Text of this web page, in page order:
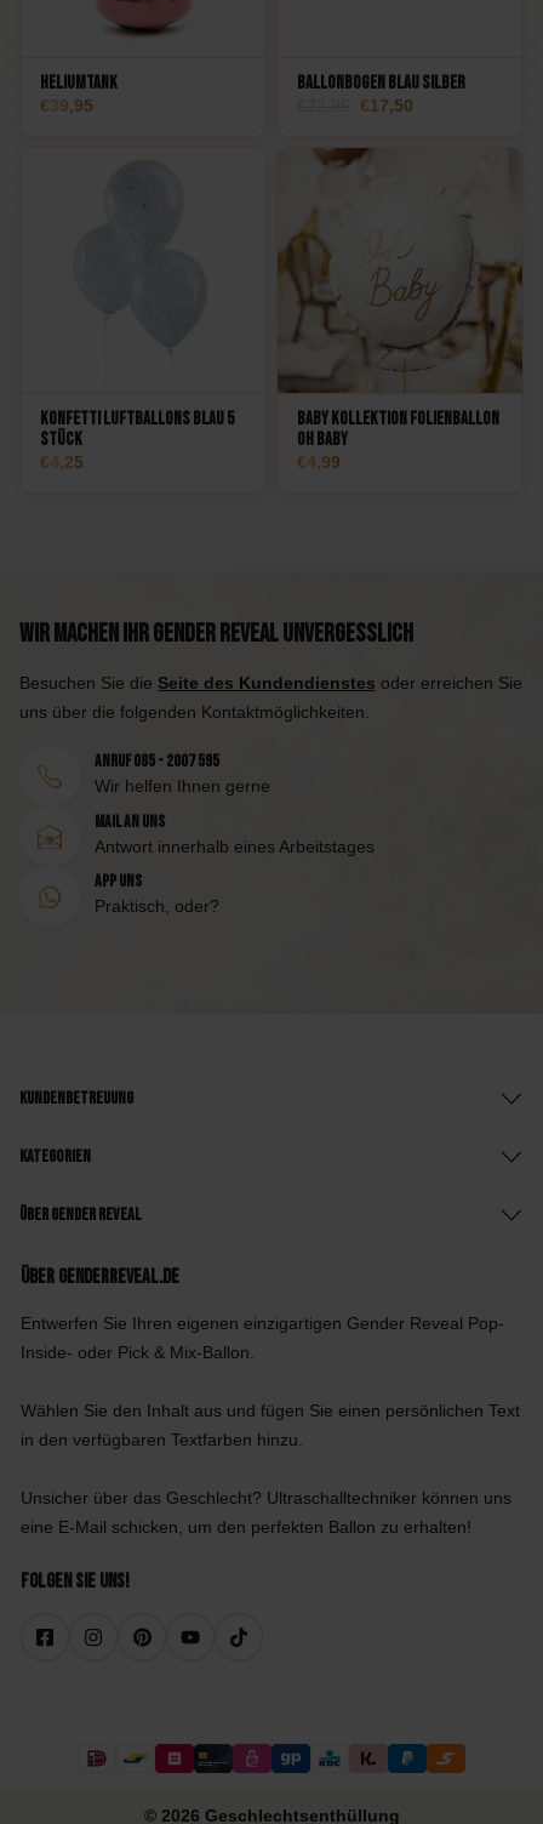
Heliumtank
39,95
Ballonbogen Blau Silber
Ursprünglicher
war:
17,50
Konfetti Luftballons Blau 5
Stück
4,25
Baby Kollektion Folienballon
Oh Baby
4,99
Wir machen Ihr Gender Reveal unvergesslich
Besuchen Sie die Seite des Kundendienstes oder erreichen Sie
uns über die folgenden Kontaktmöglichkeiten.
Anruf 085 - 2007 595
Wir helfen Ihnen gerne
Mail an uns
Antwort innerhalb eines Arbeitstages
App uns
Praktisch, oder?
Kundenbetreuung
Kategorien
Über Gender Reveal
Über GenderReveal.de
Entwerfen Sie Ihren eigenen einzigartigen Gender Reveal Pop-
Inside- oder Pick & Mix-Ballon.
Wählen Sie den Inhalt aus und fügen Sie einen persönlichen Text
in den verfügbaren Textfarben hinzu.
Unsicher über das Geschlecht? Ultraschalltechniker können uns
eine E-Mail schicken, um den perfekten Ballon zu erhalten!
Folgen Sie uns!
© 2026 Geschlechtsenthüllung